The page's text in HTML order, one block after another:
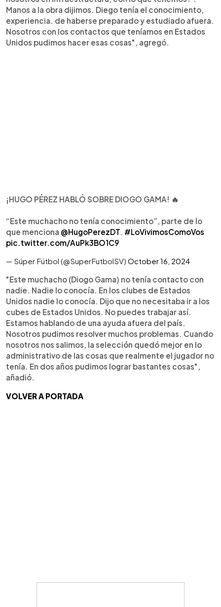
Manos a la obra dijimos. Diego tenía el conocimiento,
experiencia. de haberse preparado y estudiado afuera.
Nosotros con los contactos que teníamos en Estados
Unidos pudimos hacer esas cosas", agregó.
¡HUGO PÉREZ HABLÓ SOBRE DIOGO GAMA! 🔥
“Este muchacho no tenía conocimiento”, parte de lo
que menciona @HugoPerezDT #LoVivimosComoVos
pic.twitter.com/AuPk3BO1C9
— Súper Fútbol (@SuperFutbolSV) October 16, 2024
"Este muchacho (Diogo Gama) no tenía contacto con
nadie. Nadie lo conocía. En los clubes de Estados
Unidos nadie lo conocía. Dijo que no necesitaba ir a los
cubes de Estados Unidos. No puedes trabajar así.
Estamos hablando de una ayuda afuera del país.
Nosotros pudimos resolver muchos problemas. Cuando
nosotros nos salimos, la selección quedó mejor en lo
administrativo de las cosas que realmente el jugador no
tenía. En dos años pudimos lograr bastantes cosas",
añadió.
VOLVER A PORTADA